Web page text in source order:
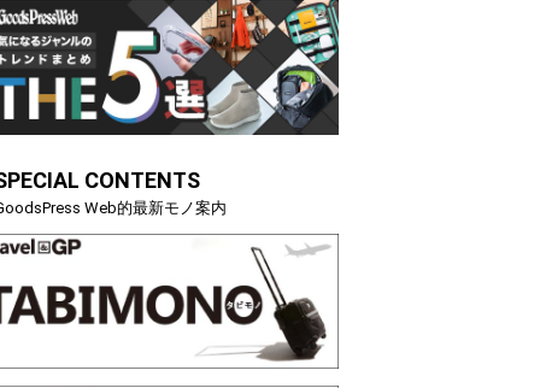
える”タフな腕時計を。G-
」は本当に機能も見た…
【編集部員が選んだ「指名買
トピックス
CONTENTS
Web的最新モノ案内